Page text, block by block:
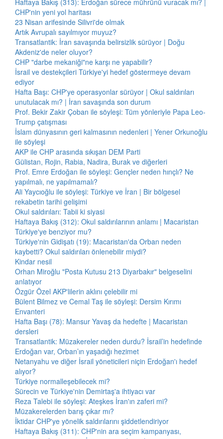
Haftaya Bakış (313): Erdoğan sürece mührünü vuracak mı? |
CHP'nin yeni yol haritası
23 Nisan arifesinde Silivri'de olmak
Artık Avrupalı sayılmıyor muyuz?
Transatlantik: İran savaşında belirsizlik sürüyor | Doğu
Akdeniz'de neler oluyor?
CHP "darbe mekaniği"ne karşı ne yapabilir?
İsrail ve destekçileri Türkiye'yi hedef göstermeye devam
ediyor
Hafta Başı: CHP'ye operasyonlar sürüyor | Okul saldırıları
unutulacak mı? | İran savaşında son durum
Prof. Bekir Zakir Çoban ile söyleşi: Tüm yönleriyle Papa Leo-
Trump çatışması
İslam dünyasının geri kalmasının nedenleri | Yener Orkunoğlu
ile söyleşi
AKP ile CHP arasında sıkışan DEM Parti
Gülistan, Rojin, Rabia, Nadira, Burak ve diğerleri
Prof. Emre Erdoğan ile söyleşi: Gençler neden hınçlı? Ne
yapılmalı, ne yapılmamalı?
Ali Yaycıoğlu ile söyleşi: Türkiye ve İran | Bir bölgesel
rekabetin tarihi gelişimi
Okul saldırıları: Tabii ki siyasi
Haftaya Bakış (312): Okul saldırılarının anlamı | Macaristan
Türkiye'ye benziyor mu?
Türkiye'nin Gidişatı (19): Macaristan'da Orban neden
kaybetti? Okul saldırıları önlenebilir miydi?
Kindar nesil
Orhan Miroğlu "Posta Kutusu 213 Diyarbakır" belgeselini
anlatıyor
Özgür Özel AKP'lilerin aklını çelebilir mi
Bülent Bilmez ve Cemal Taş ile söyleşi: Dersim Kırımı
Envanteri
Hafta Başı (78): Mansur Yavaş da hedefte | Macaristan
dersleri
Transatlantik: Müzakereler neden durdu? İsrail’in hedefinde
Erdoğan var, Orban’ın yaşadığı hezimet
Netanyahu ve diğer İsrail yöneticileri niçin Erdoğan'ı hedef
alıyor?
Türkiye normalleşebilecek mi?
Sürecin ve Türkiye'nin Demirtaş'a ihtiyacı var
Reza Talebi ile söyleşi: Ateşkes İran'ın zaferi mi?
Müzakerelerden barış çıkar mı?
İktidar CHP'ye yönelik saldırılarını şiddetlendiriyor
Haftaya Bakış (311): CHP'nin ara seçim kampanyası,